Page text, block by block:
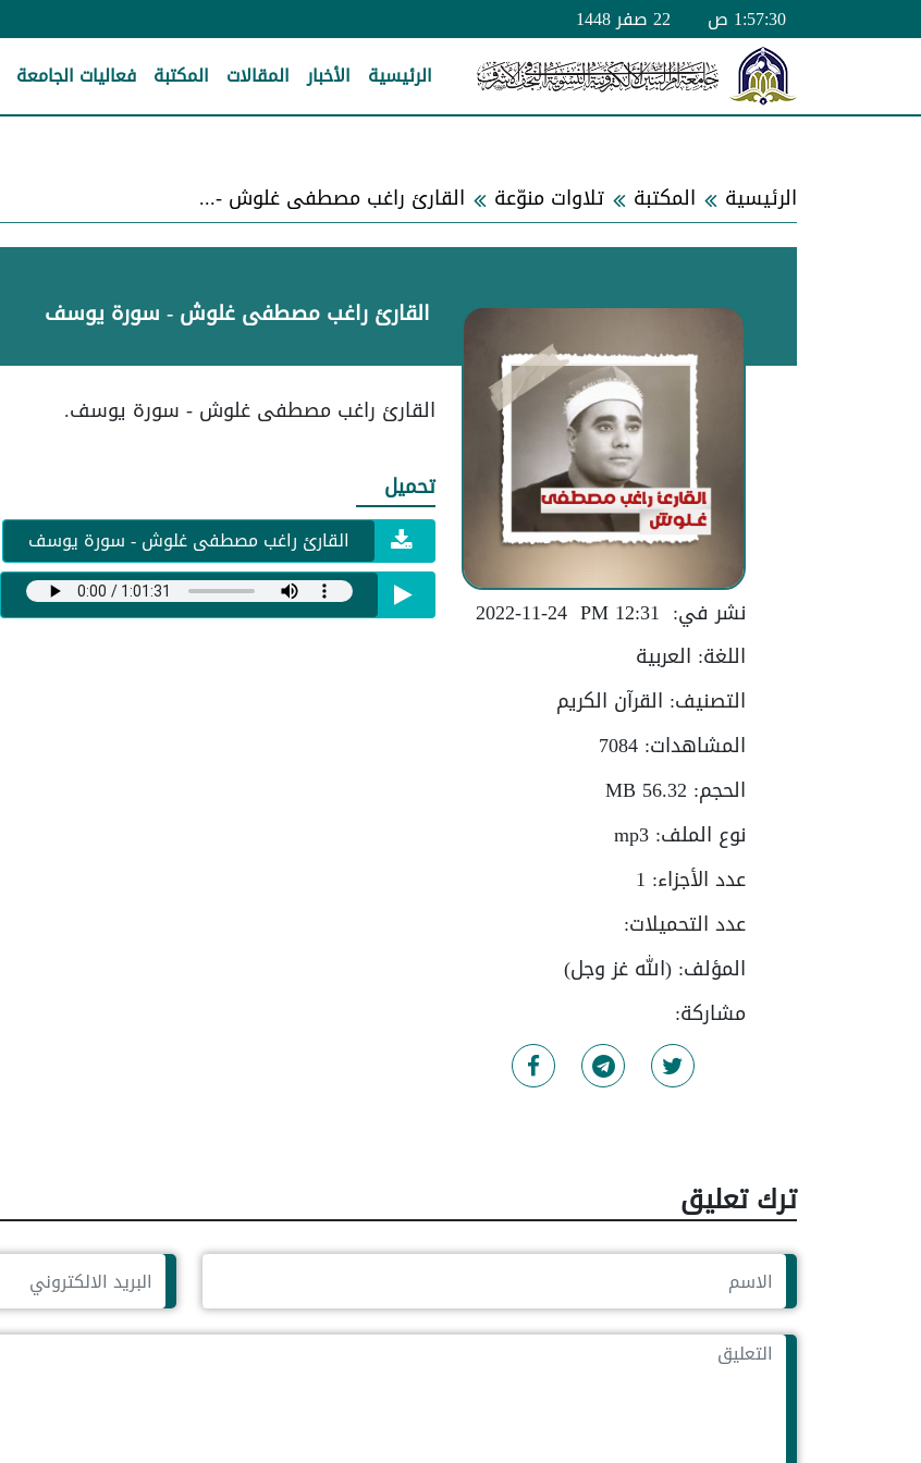
1:57:30 ص 22 صفر 1448
الرئيسية الأخبار المقالات المكتبة فعاليات الجامعة
الرئيسية المكتبة تلاوات منوّعة القارئ راغب مصطفى غلوش - سورة يوسف
القارئ راغب مصطفى غلوش - سورة يوسف
نشر في: 12:31 PM
2022-11-24
اللغة: العربية
التصنيف: القرآن الكريم
المشاهدات: 7084
الحجم: 56.32 MB
نوع الملف: mp3
عدد الأجزاء: 1
عدد التحميلات:
المؤلف: (الله غز وجل)
مشاركة:
القارئ راغب مصطفى غلوش - سورة يوسف.
تحميل
القارئ راغب مصطفى غلوش - سورة يوسف
ترك تعليق